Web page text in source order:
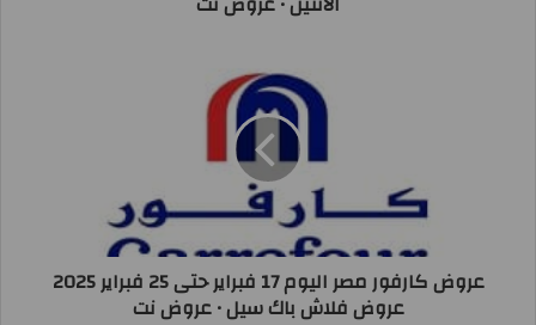
عروض كارفور مصر اليوم 17 فبراير حتى 25 فبراير 2025
عروض فلاش باك سيل • عروض نت